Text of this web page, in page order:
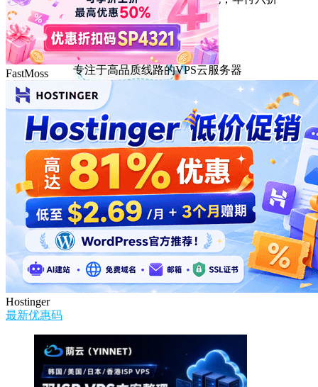
DMIT
专注于高品质线路的VPS云服务器
FastMoss
Hostinger
最新优惠码